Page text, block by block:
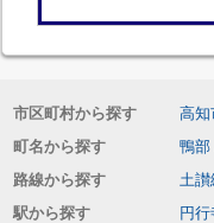
市区町村から探す 高知
町名から探す
鴨部
路線から探す
土讃
駅から探す
円行